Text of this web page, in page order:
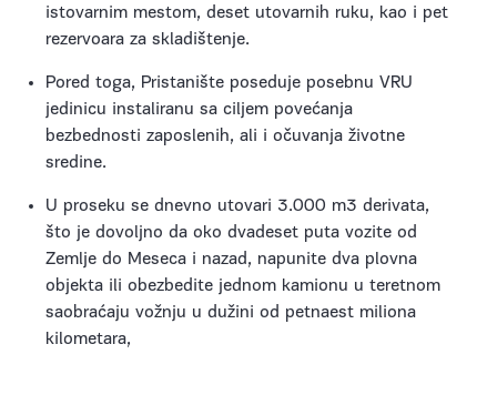
istovarnim mestom, deset utovarnih ruku, kao i pet
rezervoara za skladištenje.
Pored toga, Pristanište poseduje posebnu VRU
jedinicu instaliranu sa ciljem povećanja
bezbednosti zaposlenih, ali i očuvanja životne
sredine.
U proseku se dnevno utovari 3.000 m3 derivata,
što je dovoljno da oko dvadeset puta vozite od
Zemlje do Meseca i nazad, napunite dva plovna
objekta ili obezbedite jednom kamionu u teretnom
saobraćaju vožnju u dužini od petnaest miliona
kilometara,